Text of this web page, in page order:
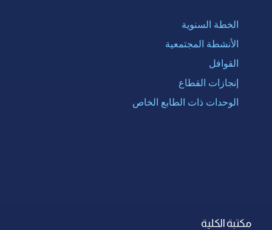
الخطة السنوية
الأنشطة المجتمعية
القوافل
إنجازات القطاع
الوحدات ذات الطابع الخاص
مكتبة الكلية